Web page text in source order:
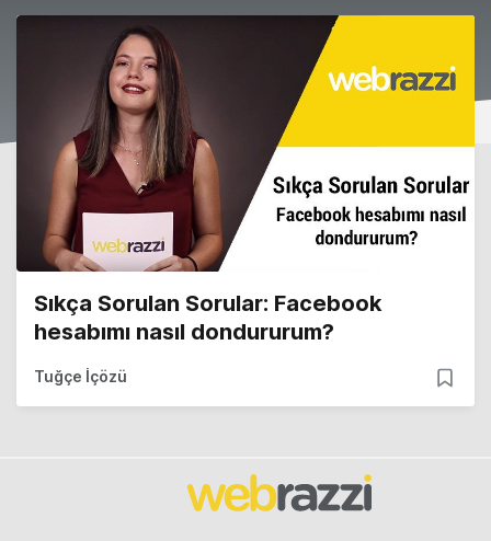
Sıkça Sorulan Sorular: Facebook
hesabımı nasıl dondururum?
Tuğçe İçözü